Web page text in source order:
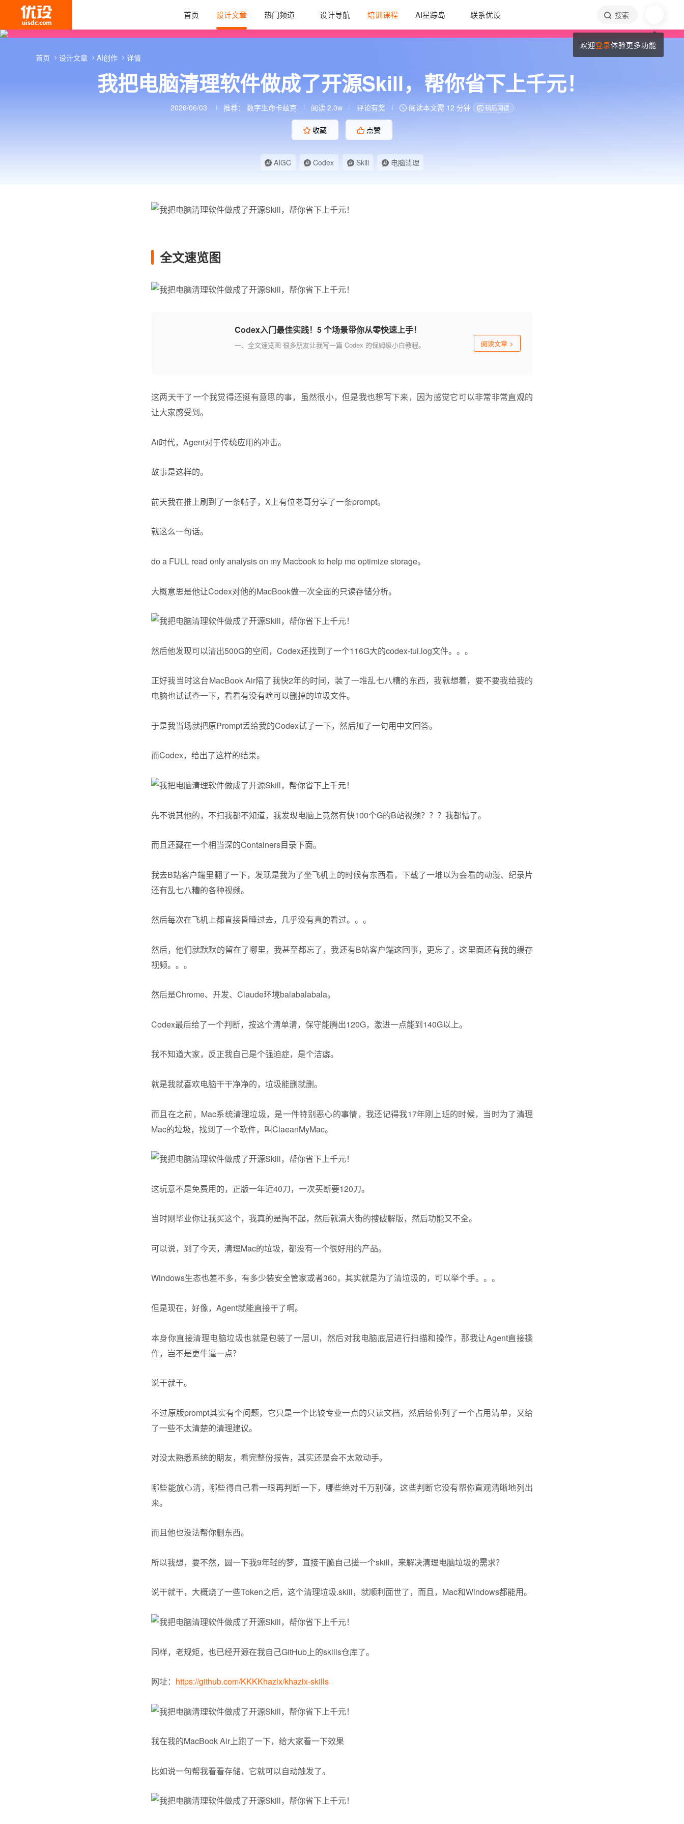
首页 设计文章 热门频道 设计导航 培训课程 AI星踪岛 联系优设 搜索
我把电脑清理软件做成了开源Skill，帮你省下上千元！
2026/06/03 推荐： 数字生命卡兹克 阅读 2.0w 评论有奖 阅读本文需 12 分钟 稍后阅读
收藏 点赞
AIGC Codex Skill 电脑清理
首页 设计文章 AI创作 详情
全文速览图
Codex入门最佳实践！5 个场景带你从零快速上手！
一、全文速览图 很多朋友让我写一篇 Codex 的保姆级小白教程。 阅读文章 >
这两天干了一个我觉得还挺有意思的事，虽然很小，但是我也想写下来，因为感觉它可以非常非常直观的
让大家感受到。
Ai时代，Agent对于传统应用的冲击。
故事是这样的。
前天我在推上刷到了一条帖子，X上有位老哥分享了一条prompt。
就这么一句话。
do a FULL read only analysis on my Macbook to help me optimize storage。
大概意思是他让Codex对他的MacBook做一次全面的只读存储分析。
然后他发现可以清出500G的空间，Codex还找到了一个116G大的codex-tui.log文件。。。
正好我当时这台MacBook Air陪了我快2年的时间，装了一堆乱七八糟的东西，我就想着，要不要我给我的
电脑也试试查一下，看看有没有啥可以删掉的垃圾文件。
于是我当场就把原Prompt丢给我的Codex试了一下，然后加了一句用中文回答。
而Codex，给出了这样的结果。
先不说其他的，不扫我都不知道，我发现电脑上竟然有快100个G的B站视频？？？我都懵了。
而且还藏在一个相当深的Containers目录下面。
我去B站客户端里翻了一下，发现是我为了坐飞机上的时候有东西看，下载了一堆以为会看的动漫、纪录片
还有乱七八糟的各种视频。
然后每次在飞机上都直接昏睡过去，几乎没有真的看过。。。
然后，他们就默默的留在了哪里，我甚至都忘了，我还有B站客户端这回事，更忘了，这里面还有我的缓存
视频。。。
然后是Chrome、开发、Claude环境balabalabala。
Codex最后给了一个判断，按这个清单清，保守能腾出120G，激进一点能到140G以上。
我不知道大家，反正我自己是个强迫症，是个洁癖。
就是我就喜欢电脑干干净净的，垃圾能删就删。
而且在之前，Mac系统清理垃圾，是一件特别恶心的事情，我还记得我17年刚上班的时候，当时为了清理
Mac的垃圾，找到了一个软件，叫ClaeanMyMac。
这玩意不是免费用的，正版一年近40刀，一次买断要120刀。
当时刚毕业你让我买这个，我真的是掏不起，然后就满大街的搜破解版，然后功能又不全。
可以说，到了今天，清理Mac的垃圾，都没有一个很好用的产品。
Windows生态也差不多，有多少装安全管家或者360，其实就是为了清垃圾的，可以举个手。。。
但是现在，好像，Agent就能直接干了啊。
本身你直接清理电脑垃圾也就是包装了一层UI，然后对我电脑底层进行扫描和操作，那我让Agent直接操
作，岂不是更牛逼一点？
说干就干。
不过原版prompt其实有个问题，它只是一个比较专业一点的只读文档，然后给你列了一个占用清单，又给
了一些不太清楚的清理建议。
对没太熟悉系统的朋友，看完整份报告，其实还是会不太敢动手。
哪些能放心清，哪些得自己看一眼再判断一下，哪些绝对千万别碰，这些判断它没有帮你直观清晰地列出
来。
而且他也没法帮你删东西。
所以我想，要不然，圆一下我9年轻的梦，直接干脆自己搓一个skill，来解决清理电脑垃圾的需求？
说干就干，大概烧了一些Token之后，这个清理垃圾.skill，就顺利面世了，而且，Mac和Windows都能用。
同样，老规矩，也已经开源在我自己GitHub上的skills仓库了。
网址： https://github.com/KKKKhazix/khazix-skills
我在我的MacBook Air上跑了一下，给大家看一下效果
比如说一句帮我看看存储，它就可以自动触发了。
欢迎登录体验更多功能